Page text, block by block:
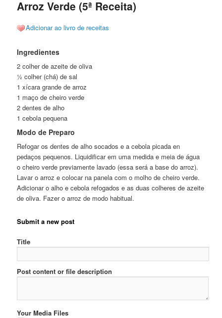
Arroz Verde (5ª Receita)
Adicionar ao livro de receitas
Ingredientes
2 colher de azeite de oliva
½ colher (chá) de sal
1 xícara grande de arroz
1 maço de cheiro verde
2 dentes de alho
1 cebola pequena
Modo de Preparo
Refogar os dentes de alho socados e a cebola picada en
pedaços pequenos. Liquidificar em uma medida e meia de água
o cheiro verde previamente lavado (essa será a base do arroz).
Lavar o arroz e colocar na panela com o molho de cheiro verde.
Adicionar o alho e cebola refogados e as duas colheres de azeite
de oliva. Fazer o arroz de modo habitual.
Submit a new post
Title
Post content or file description
Your Media Files